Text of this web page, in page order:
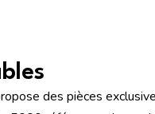
des pièces